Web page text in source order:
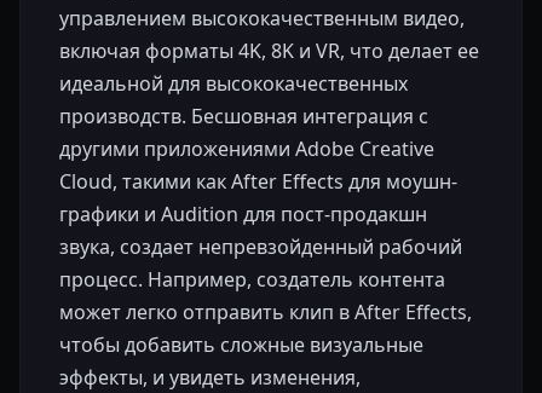
управлением высококачественным видео,
включая форматы 4K, 8K и VR, что делает ее
идеальной для высококачественных
производств. Бесшовная интеграция с
другими приложениями Adobe Creative
Cloud, такими как After Effects для моушн-
графики и Audition для пост-продакшн
звука, создает непревзойденный рабочий
процесс. Например, создатель контента
может легко отправить клип в After Effects,
чтобы добавить сложные визуальные
эффекты, и увидеть изменения,